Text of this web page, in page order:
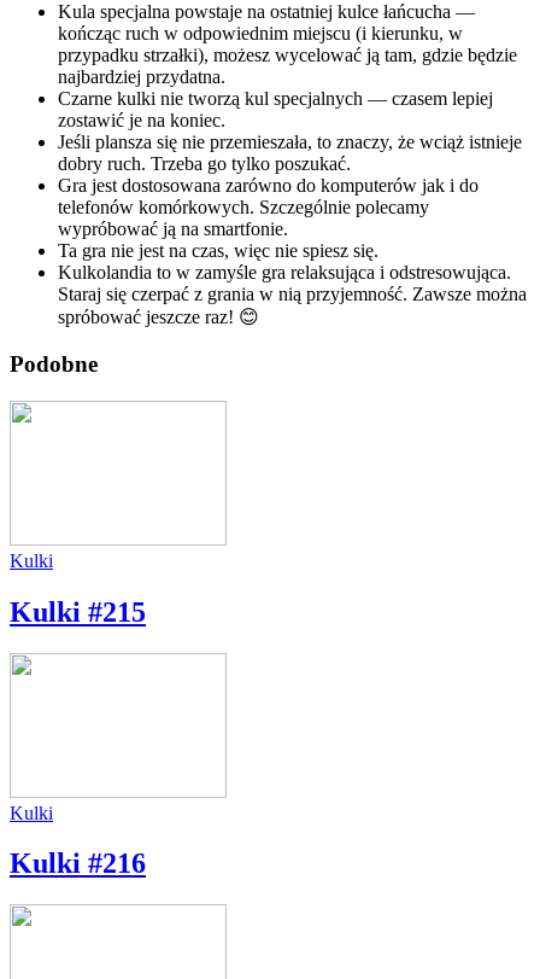
Kula specjalna powstaje na ostatniej kulce łańcucha —
kończąc ruch w odpowiednim miejscu (i kierunku, w
przypadku strzałki), możesz wycelować ją tam, gdzie będzie
najbardziej przydatna.
Czarne kulki nie tworzą kul specjalnych — czasem lepiej
zostawić je na koniec.
Jeśli plansza się nie przemieszała, to znaczy, że wciąż istnieje
dobry ruch. Trzeba go tylko poszukać.
Gra jest dostosowana zarówno do komputerów jak i do
telefonów komórkowych. Szczególnie polecamy
wypróbować ją na smartfonie.
Ta gra nie jest na czas, więc nie spiesz się.
Kulkolandia to w zamyśle gra relaksująca i odstresowująca.
Staraj się czerpać z grania w nią przyjemność. Zawsze można
spróbować jeszcze raz! 😊
Podobne
Kulki
Kulki #215
Kulki
Kulki #216